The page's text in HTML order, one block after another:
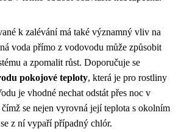
k zalévání má také významný vliv na
voda přímo z vodovodu může způsobit
a zpomalit růst. Doporučuje se
pokojové teploty, která je pro rostliny
je vhodné nechat odstát přes noc v
se nejen vyrovná její teplota s okolním
z ní vypaří případný chlór.